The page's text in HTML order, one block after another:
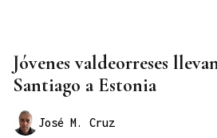
Jóvenes valdeorreses
Santiago a Estonia
José M. Cruz